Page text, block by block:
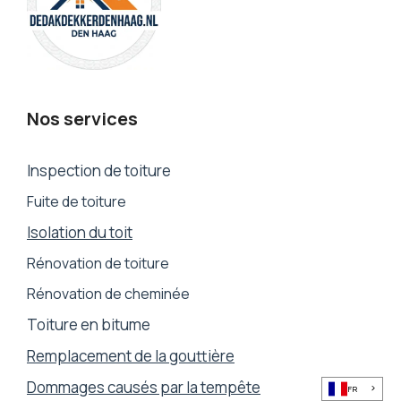
Nos services
Inspection de toiture
Fuite de toiture
Isolation du toit
Rénovation de toiture
Rénovation de cheminée
Toiture en bitume
Remplacement de la gouttière
Dommages causés par la tempête
FR